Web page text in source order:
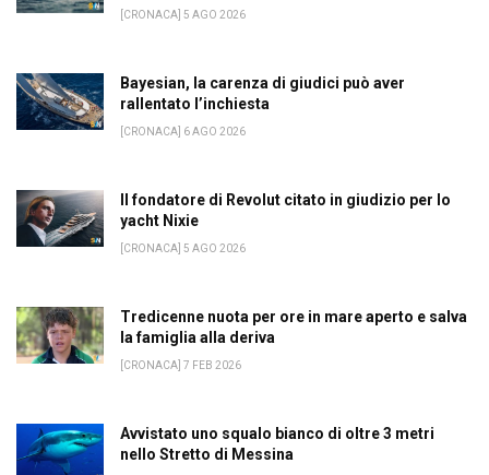
[CRONACA] 5 AGO 2026
Bayesian, la carenza di giudici può aver
rallentato l’inchiesta
[CRONACA] 6 AGO 2026
Il fondatore di Revolut citato in giudizio per lo
yacht Nixie
[CRONACA] 5 AGO 2026
Tredicenne nuota per ore in mare aperto e salva
la famiglia alla deriva
[CRONACA] 7 FEB 2026
Avvistato uno squalo bianco di oltre 3 metri
nello Stretto di Messina